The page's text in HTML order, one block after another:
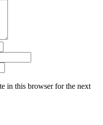
in this browser for the next